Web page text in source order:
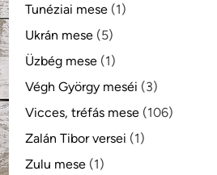
Tunéziai mese (1)
Ukrán mese (5)
Üzbég mese (1)
Végh György meséi (3)
Vicces, tréfás mese (106)
Zalán Tibor versei (1)
Zulu mese (1)